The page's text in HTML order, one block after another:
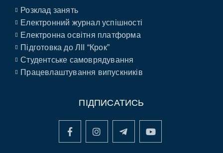
Розклад занять
Електронний журнал успішності
Електронна освітня платформа
Підготовка до ЛІІ “Крок”
Студентське самоврядування
Працевлаштування випускників
ПІДПИСАТИСЬ